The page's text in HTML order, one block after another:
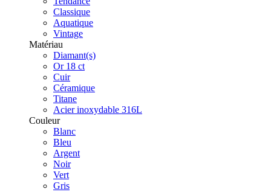
Classique
Aquatique
Vintage
Matériau
Diamant(s)
Or 18 ct
Cuir
Céramique
Titane
Acier inoxydable 316L
Couleur
Blanc
Bleu
Argent
Noir
Vert
Gris